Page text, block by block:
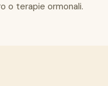
o terapie ormonali.